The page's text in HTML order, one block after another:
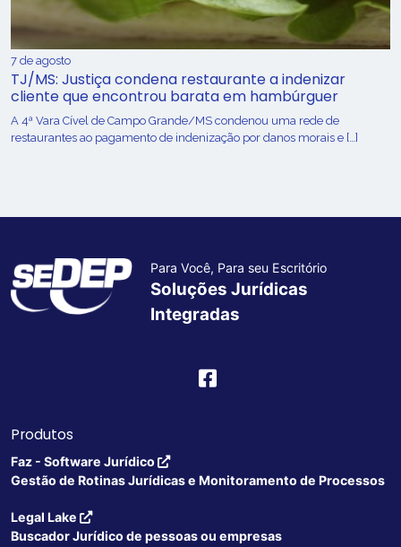
7 de agosto
TJ/MS: Justiça condena restaurante a indenizar
cliente que encontrou barata em hambúrguer
A 4ª Vara Cível de Campo Grande/MS condenou uma rede de
restaurantes ao pagamento de indenização por danos morais e […]
Para Você, Para seu Escritório
Soluções Jurídicas
Integradas
Produtos
Faz - Software Jurídico
Gestão de Rotinas Jurídicas e Monitoramento de Processos
Legal Lake
Buscador Jurídico de pessoas ou empresas